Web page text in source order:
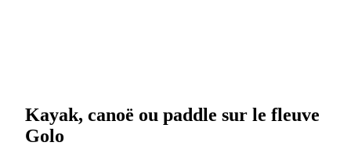
Kayak, canoë ou paddle sur le fleuve
Golo